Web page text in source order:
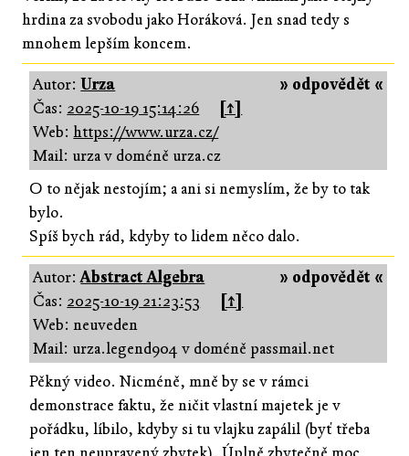
hrdina za svobodu jako Horáková. Jen snad tedy s
mnohem lepším koncem.
» odpovědět «
Autor:Urza
Čas: 2025-10-19 15:14:26
[↑]
Web:https://www.urza.cz/
Mail: urza v doméně urza.cz
O to nějak nestojím; a ani si nemyslím, že by to tak
bylo.
Spíš bych rád, kdyby to lidem něco dalo.
» odpovědět «
Autor:Abstract Algebra
Čas: 2025-10-19 21:23:53
[↑]
Web: neuveden
Mail: urza.legend904 v doméně passmail.net
Pěkný video. Nicméně, mně by se v rámci
demonstrace faktu, že ničit vlastní majetek je v
pořádku, líbilo, kdyby si tu vlajku zapálil (byť třeba